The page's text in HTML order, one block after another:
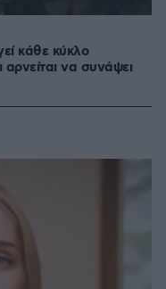
κάθε κύκλο
να συνάψει